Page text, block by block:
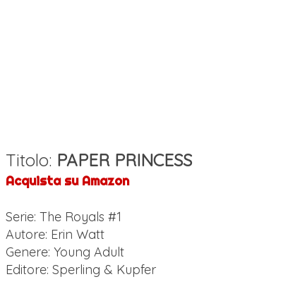
Titolo: PAPER PRINCESS
Acquista su Amazon
Serie: The Royals #1
Autore: Erin Watt
Genere: Young Adult
Editore: Sperling & Kupfer